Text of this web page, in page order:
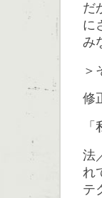
だ
に
み
＞
修
法
れ
テ